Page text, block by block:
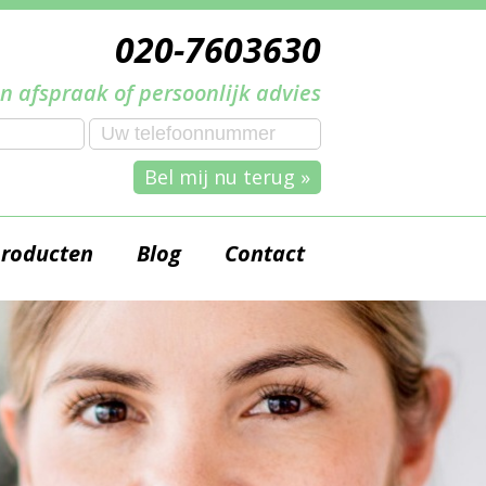
020-7603630
afspraak of persoonlijk advies
Bel mij nu terug »
Blog Contact